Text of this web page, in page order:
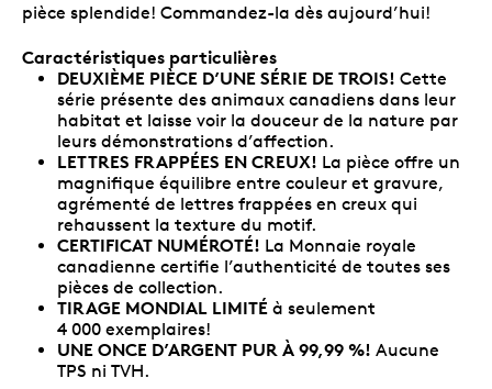
pièce splendide! Commandez-la dès aujourd’hui!
Caractéristiques particulières
DEUXIÈME PIÈCE D’UNE SÉRIE DE TROIS! Cette
série présente des animaux canadiens dans leur
habitat et laisse voir la douceur de la nature par
leurs démonstrations d’affection.
LETTRES FRAPPÉES EN CREUX! La pièce offre un
magnifique équilibre entre couleur et gravure,
agrémenté de lettres frappées en creux qui
rehaussent la texture du motif.
CERTIFICAT NUMÉROTÉ! La Monnaie royale
canadienne certifie l’authenticité de toutes ses
pièces de collection.
TIRAGE MONDIAL LIMITÉ à seulement
4 000 exemplaires!
UNE ONCE D’ARGENT PUR À 99,99 %! Aucune
TPS ni TVH.